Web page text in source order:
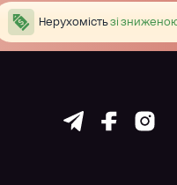
Нерухомістьзі